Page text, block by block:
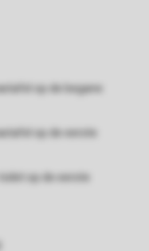
op de begane
op de eerste
op de eerste